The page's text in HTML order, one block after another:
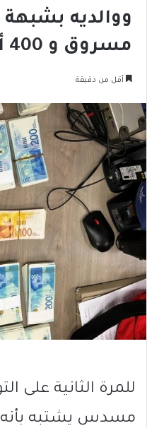
ووالديه
مسروق و 400 ألف شيكل
أقل من دقيقة
للمرة الثانية على
مسدس يشتبه